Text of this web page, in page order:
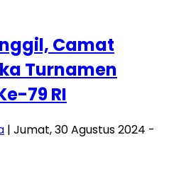
Camat
Turnamen
79 RI
| Jumat, 30 Agustus 2024 -